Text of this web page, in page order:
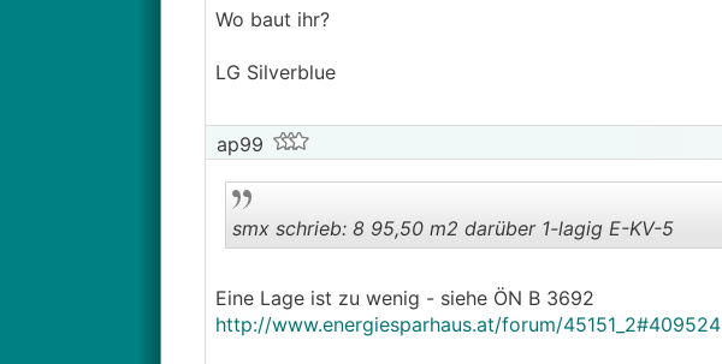
Wo baut ihr?
LG Silverblue
ap99
..
smx schrieb: 8 95,50 m2 darüber 1-lagig E-KV-5
Eine Lage ist zu wenig - siehe ÖN B 3692
http://www.energiesparhaus.at/forum/45151_2#409524